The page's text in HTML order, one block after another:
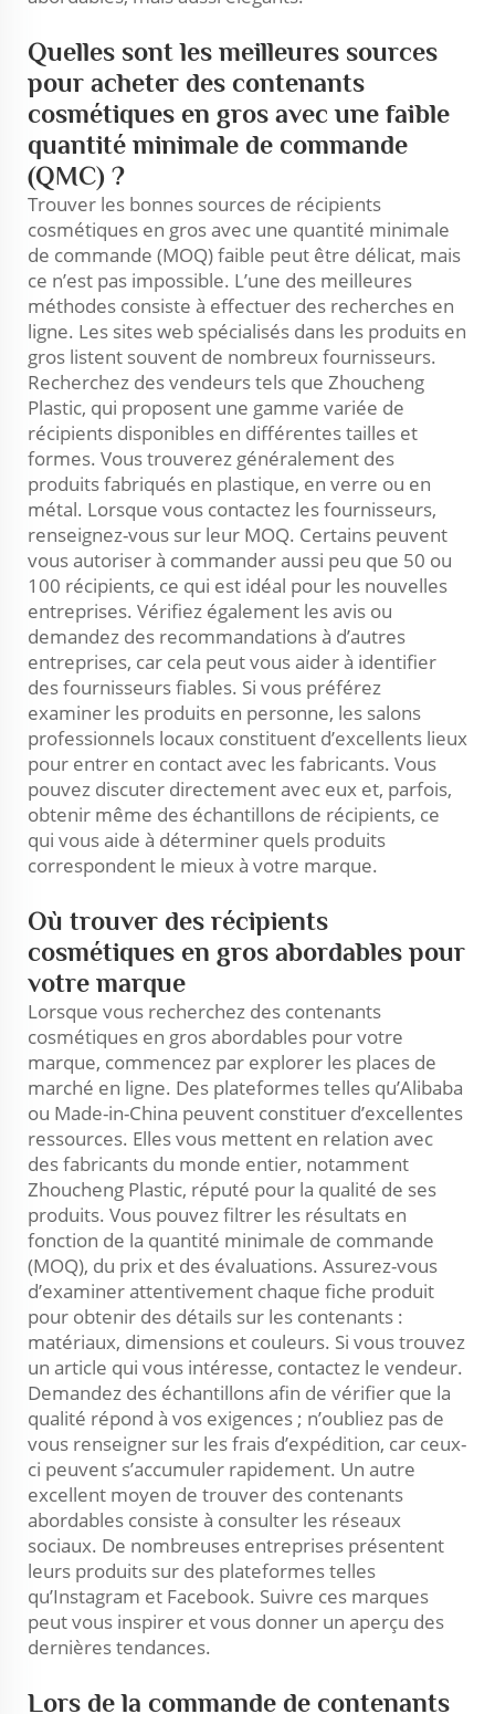
Quelles sont les meilleures sources
pour acheter des contenants
cosmétiques en gros avec une faible
quantité minimale de commande
(QMC) ?
Trouver les bonnes sources de récipients
cosmétiques en gros avec une quantité minimale
de commande (MOQ) faible peut être délicat, mais
ce n’est pas impossible. L’une des meilleures
méthodes consiste à effectuer des recherches en
ligne. Les sites web spécialisés dans les produits en
gros listent souvent de nombreux fournisseurs.
Recherchez des vendeurs tels que Zhoucheng
Plastic, qui proposent une gamme variée de
récipients disponibles en différentes tailles et
formes. Vous trouverez généralement des
produits fabriqués en plastique, en verre ou en
métal. Lorsque vous contactez les fournisseurs,
renseignez-vous sur leur MOQ. Certains peuvent
vous autoriser à commander aussi peu que 50 ou
100 récipients, ce qui est idéal pour les nouvelles
entreprises. Vérifiez également les avis ou
demandez des recommandations à d’autres
entreprises, car cela peut vous aider à identifier
des fournisseurs fiables. Si vous préférez
examiner les produits en personne, les salons
professionnels locaux constituent d’excellents lieux
pour entrer en contact avec les fabricants. Vous
pouvez discuter directement avec eux et, parfois,
obtenir même des échantillons de récipients, ce
qui vous aide à déterminer quels produits
correspondent le mieux à votre marque.
Où trouver des récipients
cosmétiques en gros abordables pour
votre marque
Lorsque vous recherchez des contenants
cosmétiques en gros abordables pour votre
marque, commencez par explorer les places de
marché en ligne. Des plateformes telles qu’Alibaba
ou Made-in-China peuvent constituer d’excellentes
ressources. Elles vous mettent en relation avec
des fabricants du monde entier, notamment
Zhoucheng Plastic, réputé pour la qualité de ses
produits. Vous pouvez filtrer les résultats en
fonction de la quantité minimale de commande
(MOQ), du prix et des évaluations. Assurez-vous
d’examiner attentivement chaque fiche produit
pour obtenir des détails sur les contenants :
matériaux, dimensions et couleurs. Si vous trouvez
un article qui vous intéresse, contactez le vendeur.
Demandez des échantillons afin de vérifier que la
qualité répond à vos exigences ; n’oubliez pas de
vous renseigner sur les frais d’expédition, car ceux-
ci peuvent s’accumuler rapidement. Un autre
excellent moyen de trouver des contenants
abordables consiste à consulter les réseaux
sociaux. De nombreuses entreprises présentent
leurs produits sur des plateformes telles
qu’Instagram et Facebook. Suivre ces marques
peut vous inspirer et vous donner un aperçu des
dernières tendances.
Lors de la commande de contenants